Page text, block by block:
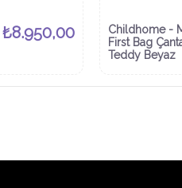
₺8.950,00
Childhome -
First Bag
Teddy Beyaz